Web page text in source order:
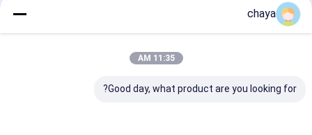
chaya
11:35 AM
Good day, what product are you looking for?